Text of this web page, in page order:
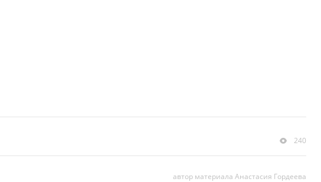
240
автор материала Анастасия Гордеева